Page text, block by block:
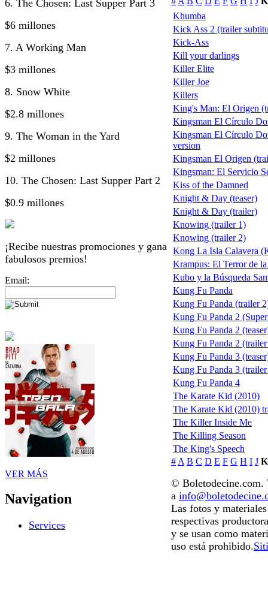
6. The Chosen: Last Supper Part 3
$6 millones
7. A Working Man
$3 millones
8. Snow White
$2.8 millones
9. The Woman in the Yard
$2 millones
10. The Chosen: Last Supper Part 2
$0.9 millones
¡Recibe nuestras promociones y gana
fabulosos premios!
Email:
VER MÁS
Navigation
Services
Khumba
Kick Ass 2 (trailer
Kick-Ass
Kill your darlings
Killer Elite
Killer Joe
Killers
King's Man: El Origen
Kingsman El Círculo
Kingsman El Círculo
version
Kingsman El Origen
Kingsman: El Servicio
Kiss of the Damned
Knight & Day (teaser)
Knight & Day (trailer)
Knowing (trailer 1)
Knowing (trailer 2)
Kong La Isla Calavera
Krampus: El Terror de
Kubo y la Búsqueda
Kung Fu Panda
Kung Fu Panda (trailer
Kung Fu Panda 2
Kung Fu Panda 2
Kung Fu Panda 2
Kung Fu Panda 3
Kung Fu Panda 3
Kung Fu Panda 4
The Karate Kid (2010)
The Karate Kid (2010)
The Killer Inside Me
The Killing Season
The King's Speech
# A B C D E F G H I J K
© Boletodecine.com.
a
Las fotos y
respectivas
y se usan como
uso está prohibido.